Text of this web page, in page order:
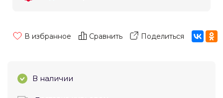
В избранное Сравнить Поделиться
В наличии